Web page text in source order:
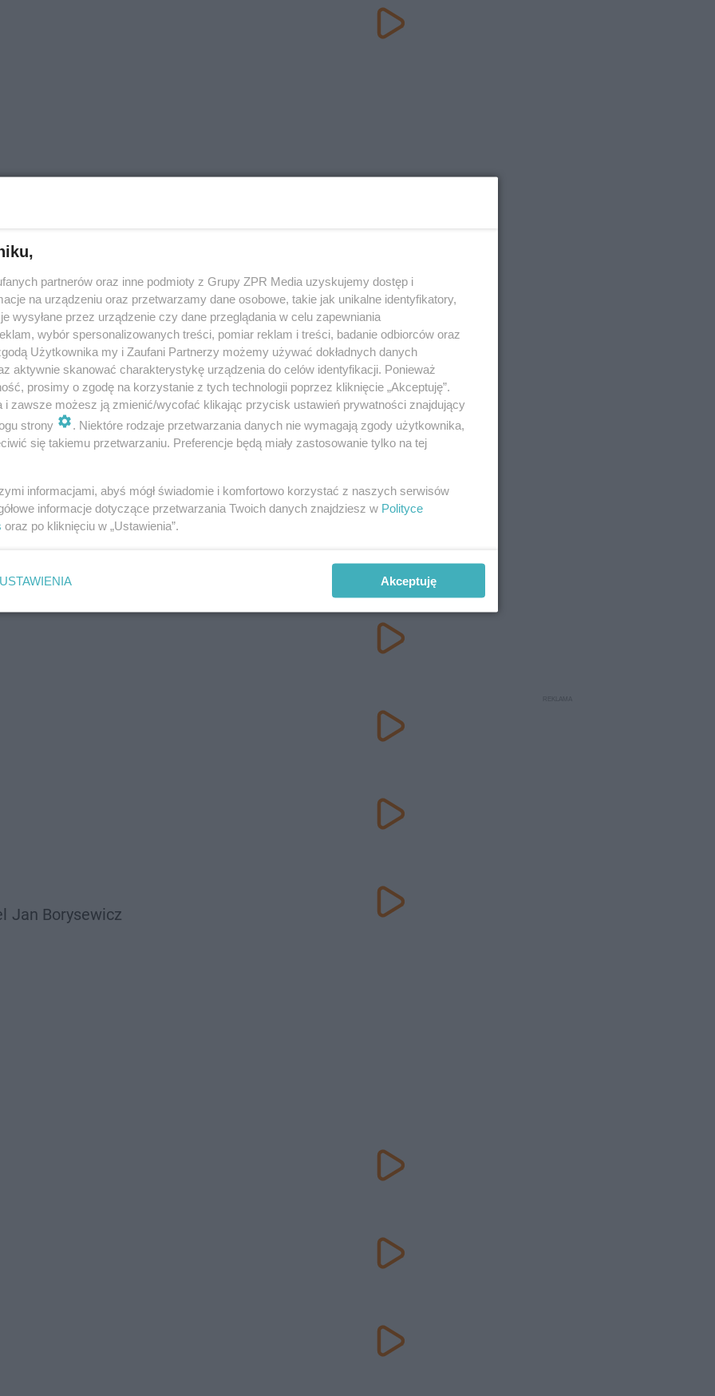
Jan Borysewicz
partnerów oraz inne podmioty z Grupy ZPR Media uzyskujemy dostęp i
na urządzeniu oraz przetwarzamy dane osobowe, takie jak unikalne identyfikatory,
wysyłane przez urządzenie czy dane przeglądania w celu zapewniania
wybór spersonalizowanych treści, pomiar reklam i treści, badanie odbiorców oraz
Użytkownika my i Zaufani Partnerzy możemy używać dokładnych danych
aktywnie skanować charakterystykę urządzenia do celów identyfikacji. Ponieważ
prosimy o zgodę na korzystanie z tych technologii poprzez kliknięcie „Akceptuję”.
i zawsze możesz ją zmienić/wycofać klikając przycisk ustawień prywatności znajdujący
strony
. Niektóre rodzaje przetwarzania danych nie wymagają zgody użytkownika,
się takiemu przetwarzaniu. Preferencje będą miały zastosowanie tylko na tej
informacjami, abyś mógł świadomie i komfortowo korzystać z naszych serwisów
informacje dotyczące przetwarzania Twoich danych znajdziesz w Polityce
oraz po kliknięciu w „Ustawienia”.
USTAWIENIA Akceptuję